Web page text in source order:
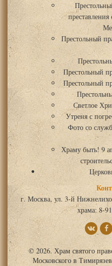
преставления
Престольный
Престольный
Престольный
Светлое
Утреня с
Фото со
Храму быть! 9
г. Москва, ул. 3-й
храма: 8-
© 2026. Храм святого
Московского в